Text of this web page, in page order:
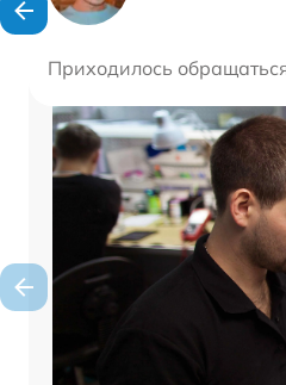
Приходилось